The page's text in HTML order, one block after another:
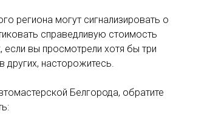
региона могут сигнализировать о
справедливую стоимость
если вы просмотрели хотя бы три
других, насторожитесь.
Белгорода, обратите